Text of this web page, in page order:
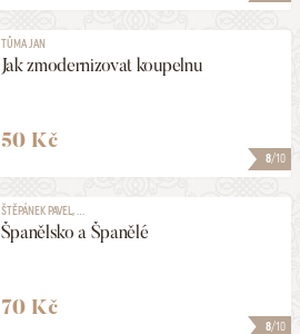
8/10
TŮMA JAN
Jak zmodernizovat koupelnu
50 Kč
8/10
ŠTĚPÁNEK PAVEL, ...
Španělsko a Španělé
70 Kč